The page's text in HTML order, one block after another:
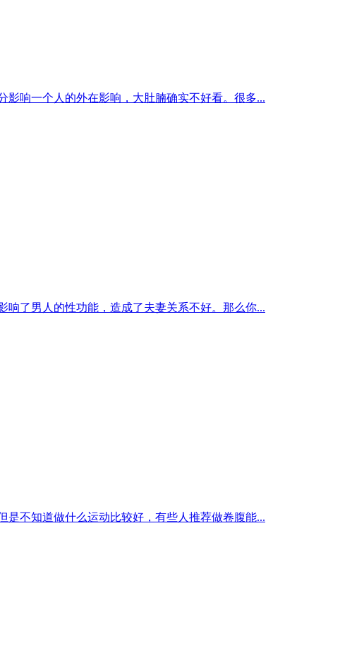
响一个人的外在影响，大肚腩确实不好看。很多...
了男人的性功能，造成了夫妻关系不好。那么你...
不知道做什么运动比较好，有些人推荐做卷腹能...